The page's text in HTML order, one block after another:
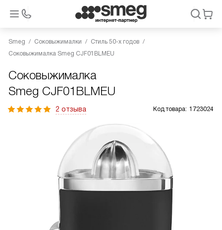
Smeg Соковыжималки
Стиль 50-х годов
Соковыжималка Smeg CJF01BLMEU
Соковыжималка
Smeg CJF01BLMEU
2 отзыва Код товара: 1723024